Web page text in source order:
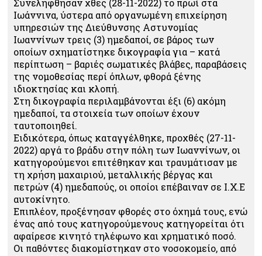
Συνελήφθησαν χθες (28-11-2022) το πρωί στα
Ιωάννινα, ύστερα από οργανωμένη επιχείρηση
υπηρεσιών της Διεύθυνσης Αστυνομίας
Ιωαννίνων τρεις (3) ημεδαποί, σε βάρος των
οποίων σχηματίστηκε δικογραφία για – κατά
περίπτωση – βαριές σωματικές βλάβες, παραβάσεις
της νομοθεσίας περί όπλων, φθορά ξένης
ιδιοκτησίας και κλοπή.
Στη δικογραφία περιλαμβάνονται έξι (6) ακόμη
ημεδαποί, τα στοιχεία των οποίων έχουν
ταυτοποιηθεί.
Ειδικότερα, όπως καταγγέλθηκε, προχθές (27-11-
2022) αργά το βράδυ στην πόλη των Ιωαννίνων, οι
κατηγορούμενοι επιτέθηκαν και τραυμάτισαν με
τη χρήση μαχαιριού, μεταλλικής βέργας και
πετρών (4) ημεδαπούς, οι οποίοι επέβαιναν σε Ι.Χ.Ε
αυτοκίνητο.
Επιπλέον, προξένησαν φθορές στο όχημά τους, ενώ
ένας από τους κατηγορούμενους κατηγορείται ότι
αφαίρεσε κινητό τηλέφωνο και χρηματικό ποσό.
Οι παθόντες διακομίστηκαν στο νοσοκομείο, από